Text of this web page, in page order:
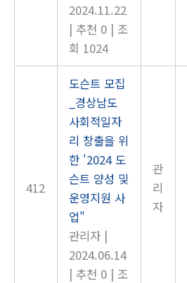
2024.11.22
| 추천 0 | 조
회 1024
412
도슨트 모집
_경상남도
사회적일자
리 창출을 위
한 '2024 도
슨트 양성 및
운영지원 사
업"
관리자 |
2024.06.14
| 추천 0 | 조
관
리
자